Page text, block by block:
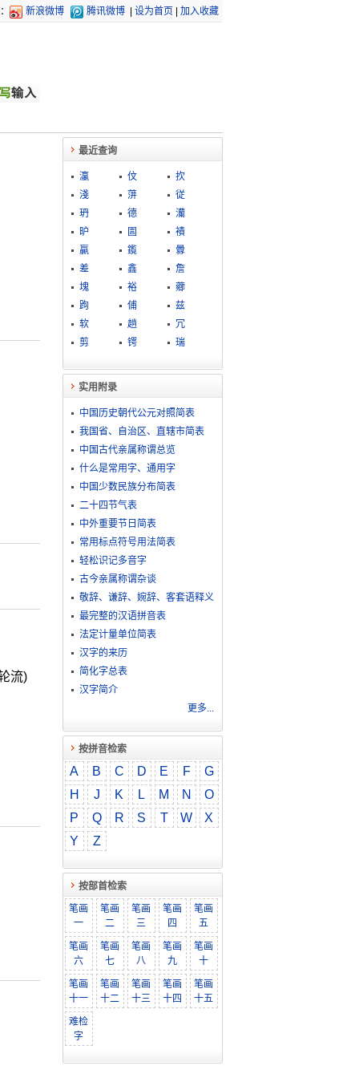
新浪微博 腾讯微博 设为首页 加入收藏
流)
最近查询
灜 伩
扻
淺
蓱
従
玬
德
灡
昈
圁
襀
贏
鑬
釁
差
鑫
詹
塊
裕
薌
跔
俌
兹
软
趟
冗
剪
锷 瑞
实用附录
中国历史朝代公元对照简表
我国省、自治区、直辖市简表
中国古代亲属称谓总览
什么是常用字、通用字
中国少数民族分布简表
二十四节气表
中外重要节日简表
常用标点符号用法简表
轻松识记多音字
古今亲属称谓杂谈
敬​辞​、​谦​辞​、​婉​辞​、​客​套​语​释​义
最完整的汉语拼音表
法定计量单位简表
汉字的来历
简化字总表
汉字简介
更多...
按拼音检索
A B C D E F
G
H
J K L M N
O
P
Q R S T W
X
Y
Z
按部首检索
笔画
一
笔画
二
笔画
三
笔画
四
笔画
五
笔画
六
笔画
七
笔画
八
笔画
九
笔画
十
笔画
十一
笔画
十二
笔画
十三
笔画
十四
笔画
十五
难检
字